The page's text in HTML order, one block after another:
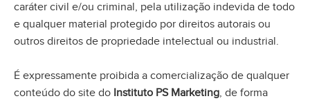
caráter civil e/ou criminal, pela utilização indevida de todo
e qualquer material protegido por direitos autorais ou
outros direitos de propriedade intelectual ou industrial.
É expressamente proibida a comercialização de qualquer
conteúdo do site do Instituto PS Marketing, de forma